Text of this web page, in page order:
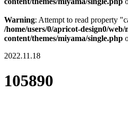
Warning: Attempt to read property
/home/users/0/apricot-design0/
content/themes/miyama/single.php
2022.11.18
105890